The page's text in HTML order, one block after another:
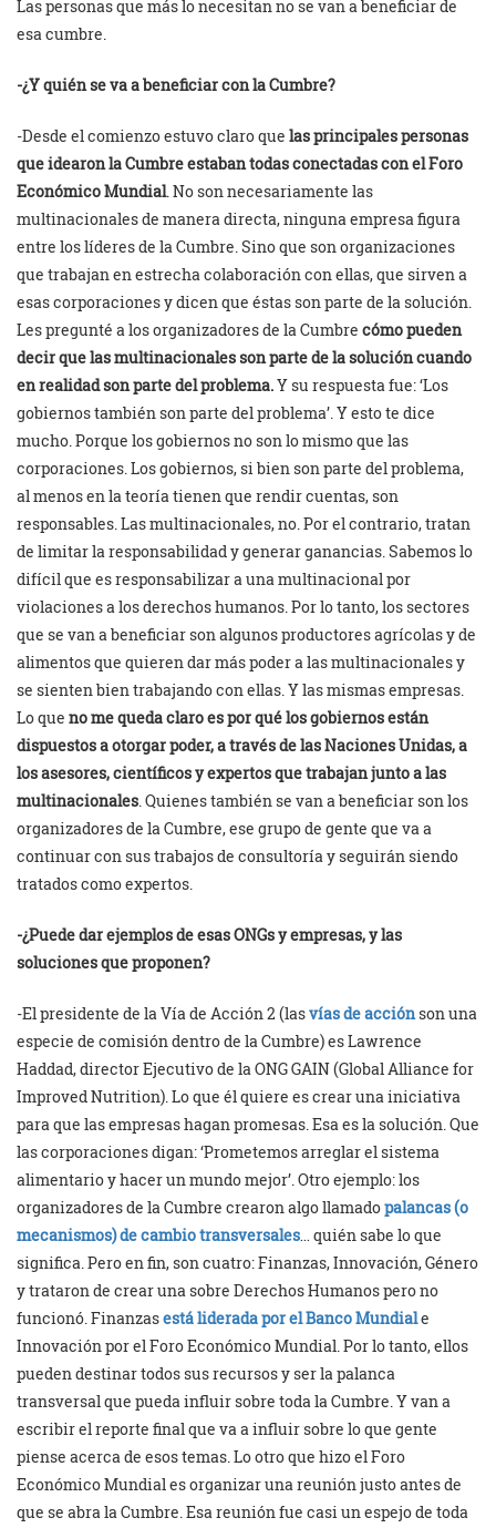
Las personas que más lo necesitan no se van a beneficiar de
esa cumbre.
-¿Y quién se va a beneficiar con la Cumbre?
-Desde el comienzo estuvo claro que las principales personas
que idearon la Cumbre estaban todas conectadas con el Foro
Económico Mundial. No son necesariamente las
multinacionales de manera directa, ninguna empresa figura
entre los líderes de la Cumbre. Sino que son organizaciones
que trabajan en estrecha colaboración con ellas, que sirven a
esas corporaciones y dicen que éstas son parte de la solución.
Les pregunté a los organizadores de la Cumbre cómo pueden
decir que las multinacionales son parte de la solución cuando
en realidad son parte del problema.Y su respuesta fue: ‘Los
gobiernos también son parte del problema’. Y esto te dice
mucho. Porque los gobiernos no son lo mismo que las
corporaciones. Los gobiernos, si bien son parte del problema,
al menos en la teoría tienen que rendir cuentas, son
responsables. Las multinacionales, no. Por el contrario, tratan
de limitar la responsabilidad y generar ganancias. Sabemos lo
difícil que es responsabilizar a una multinacional por
violaciones a los derechos humanos. Por lo tanto, los sectores
que se van a beneficiar son algunos productores agrícolas y de
alimentos que quieren dar más poder a las multinacionales y
se sienten bien trabajando con ellas. Y las mismas empresas.
Lo que no me queda claro es por qué los gobiernos están
dispuestos a otorgar poder, a través de las Naciones Unidas, a
los asesores, científicos y expertos que trabajan junto a las
multinacionales. Quienes también se van a beneficiar son los
organizadores de la Cumbre, ese grupo de gente que va a
continuar con sus trabajos de consultoría y seguirán siendo
tratados como expertos.
-¿Puede dar ejemplos de esas ONGs y empresas, y las
soluciones que proponen?
-El presidente de la Vía de Acción 2 (lasvías de acciónson una
especie de comisión dentro de la Cumbre) es Lawrence
Haddad, director Ejecutivo de la ONG GAIN (Global Alliance for
Improved Nutrition). Lo que él quiere es crear una iniciativa
para que las empresas hagan promesas. Esa es la solución. Que
las corporaciones digan: ‘Prometemos arreglar el sistema
alimentario y hacer un mundo mejor’. Otro ejemplo: los
organizadores de la Cumbre crearon algo llamadopalancas (o
mecanismos) de cambio transversales… quién sabe lo que
significa. Pero en fin, son cuatro: Finanzas, Innovación, Género
y trataron de crear una sobre Derechos Humanos pero no
funcionó. Finanzasestá liderada por el Banco Mundiale
Innovación por el Foro Económico Mundial. Por lo tanto, ellos
pueden destinar todos sus recursos y ser la palanca
transversal que pueda influir sobre toda la Cumbre. Y van a
escribir el reporte final que va a influir sobre lo que gente
piense acerca de esos temas. Lo otro que hizo el Foro
Económico Mundial es organizar una reunión justo antes de
que se abra la Cumbre. Esa reunión fue casi un espejo de toda